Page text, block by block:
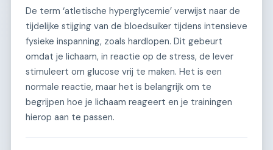
De term ‘atletische hyperglycemie’ verwijst naar de
tijdelijke stijging van de bloedsuiker tijdens intensieve
fysieke inspanning, zoals hardlopen. Dit gebeurt
omdat je lichaam, in reactie op de stress, de lever
stimuleert om glucose vrij te maken. Het is een
normale reactie, maar het is belangrijk om te
begrijpen hoe je lichaam reageert en je trainingen
hierop aan te passen.